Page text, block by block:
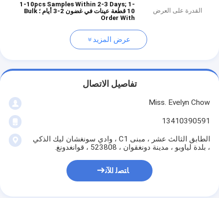
القدرة على العرض
1-10pcs Samples Within 2-3 Days; 1-
10 قطعة عينات في غضون 2-3 أيام ؛
Bulk
Order With
عرض المزيد
تفاصيل الاتصال
Miss. Evelyn Chow
13410390591
الطابق الثالث عشر ، مبنى C1 ، وادي سونغشان ليك الذكي
، بلدة لياوبو ، مدينة دونغقوان ، 523808 ، قوانغدونغ.
ﺎﺘﺼﻟ ﺍﻶﻧ